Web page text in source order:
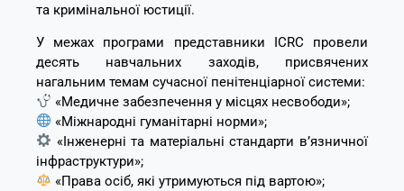
та кримінальної юстиції.
У межах програми представники ICRC провели
десять навчальних заходів, присвячених
нагальним темам сучасної пенітенціарної системи:
«Медичне забезпечення у місцях несвободи»;
«Міжнародні гуманітарні норми»;
«Інженерні та матеріальні стандарти в’язничної
інфраструктури»;
«Права осіб, які утримуються під вартою»;